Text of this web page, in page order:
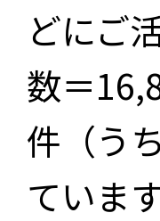
どにご
数＝
件（う
ています